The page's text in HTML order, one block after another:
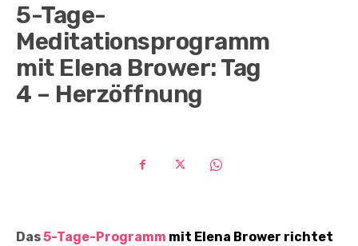
5-Tage-
Meditationsprogramm
mit Elena Brower: Tag
4 – Herzöffnung
Das5-Tage-Programm mit Elena Brower richtet